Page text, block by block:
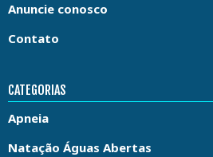
Anuncie conosco
Contato
CATEGORIAS
Apneia
Natação Águas Abertas